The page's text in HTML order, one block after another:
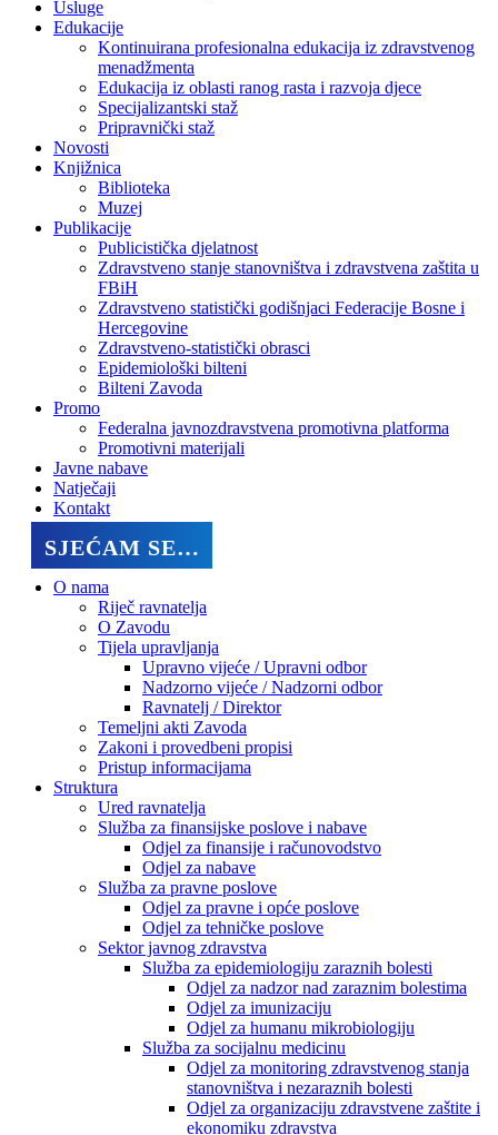
Usluge
Edukacije
Kontinuirana profesionalna edukacija iz zdravstvenog
menadžmenta
Edukacija iz oblasti ranog rasta i razvoja djece
Specijalizantski staž
Pripravnički staž
Novosti
Knjižnica
Biblioteka
Muzej
Publikacije
Publicistička djelatnost
Zdravstveno stanje stanovništva i zdravstvena zaštita u
FBiH
Zdravstveno statistički godišnjaci Federacije Bosne i
Hercegovine
Zdravstveno-statistički obrasci
Epidemiološki bilteni
Bilteni Zavoda
Promo
Federalna javnozdravstvena promotivna platforma
Promotivni materijali
Javne nabave
Natječaji
Kontakt
SJEĆAM SE…
O nama
Riječ ravnatelja
O Zavodu
Tijela upravljanja
Upravno vijeće / Upravni odbor
Nadzorno vijeće / Nadzorni odbor
Ravnatelj / Direktor
Temeljni akti Zavoda
Zakoni i provedbeni propisi
Pristup informacijama
Struktura
Ured ravnatelja
Služba za finansijske poslove i nabave
Odjel za finansije i računovodstvo
Odjel za nabave
Služba za pravne poslove
Odjel za pravne i opće poslove
Odjel za tehničke poslove
Sektor javnog zdravstva
Služba za epidemiologiju zaraznih bolesti
Odjel za nadzor nad zaraznim bolestima
Odjel za imunizaciju
Odjel za humanu mikrobiologiju
Služba za socijalnu medicinu
Odjel za monitoring zdravstvenog stanja
stanovništva i nezaraznih bolesti
Odjel za organizaciju zdravstvene zaštite i
ekonomiku zdravstva